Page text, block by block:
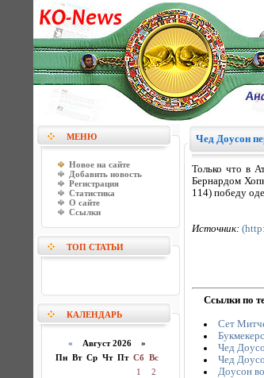
МЕНЮ
Новое на сайте
Добавить новость
Регистрация
Статистика
О сайте
Ссылки
ТОП СТАТЬИ
КАЛЕНДАРЬ
« Август 2026 »
Пн Вт Ср Чт Пт Сб Вс
1
2
Чед Доусон
Только что в
Бернардом
114) победу
Источник:
Ссылки по
Сет
Чед
Чед
Доусон